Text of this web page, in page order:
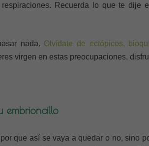
Recuerda lo que te dije
nada. Olvídate de ectópicos,
virgen en estas preocupaciones,
embrioncillo
que así se vaya a quedar o no, sino